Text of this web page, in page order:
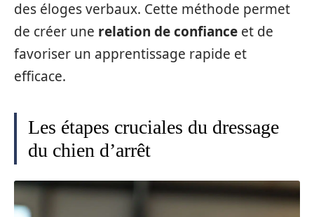
des éloges verbaux. Cette méthode permet
de créer une relation de confiance et de
favoriser un apprentissage rapide et
efficace.
Les étapes cruciales du dressage
du chien d’arrêt